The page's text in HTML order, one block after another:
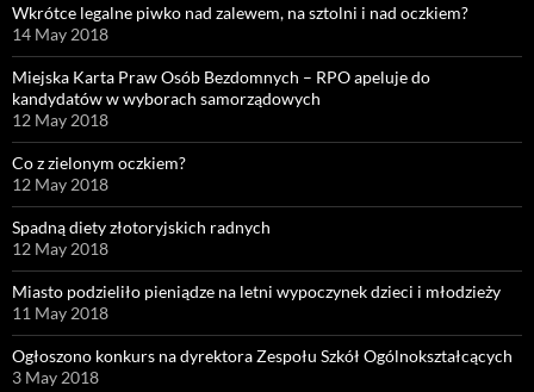
Wkrótce legalne piwko nad zalewem, na sztolni i nad oczkiem?
14 May 2018
Miejska Karta Praw Osób Bezdomnych – RPO apeluje do
kandydatów w wyborach samorządowych
12 May 2018
Co z zielonym oczkiem?
12 May 2018
Spadną diety złotoryjskich radnych
12 May 2018
Miasto podzieliło pieniądze na letni wypoczynek dzieci i młodzieży
11 May 2018
Ogłoszono konkurs na dyrektora Zespołu Szkół Ogólnokształcących
3 May 2018